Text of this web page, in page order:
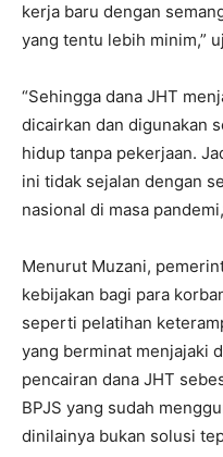
kerja baru dengan
yang tentu lebih minim,”
“Sehingga dana JHT
dicairkan dan digunakan
hidup tanpa pekerjaan.
ini tidak sejalan dengan
nasional di masa
Menurut Muzani,
kebijakan bagi para
seperti pelatihan
yang berminat menjajaki
pencairan dana JHT
BPJS yang sudah
dinilainya bukan solusi